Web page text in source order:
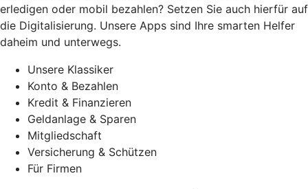
erledigen oder mobil bezahlen? Setzen Sie auch hierfür auf
die Digitalisierung. Unsere Apps sind Ihre smarten Helfer
daheim und unterwegs.
Unsere Klassiker
Konto & Bezahlen
Kredit & Finanzieren
Geldanlage & Sparen
Mitgliedschaft
Versicherung & Schützen
Für Firmen